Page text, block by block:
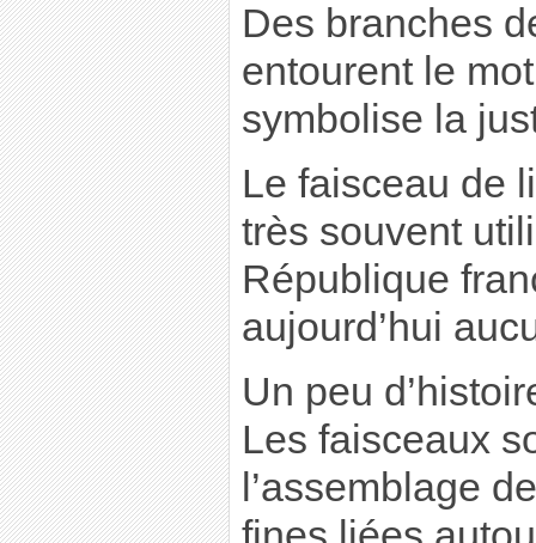
Des branches
entourent le
symbolise la
Le faisceau de
très souvent
République
aujourd’hui
Un peu
Les faisceaux
l’assemblage